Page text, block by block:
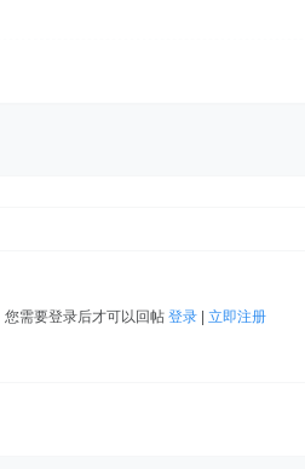
您需要登录后才可以回帖 登录| 立即注册